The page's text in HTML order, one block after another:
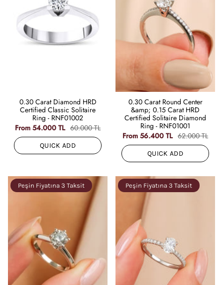
0.30 Carat Diamond HRD
Certified Classic Solitaire
Ring - RNF01002
From 54.000 TL 60.000 TL
QUICK ADD
0.30 Carat Round Center
&amp; 0.15 Carat HRD
Certified Solitaire Diamond
Ring - RNF01001
From 56.400 TL 62.000 TL
QUICK ADD
Peşin Fiyatına 3 Taksit Peşin Fiyatına 3 Taksit